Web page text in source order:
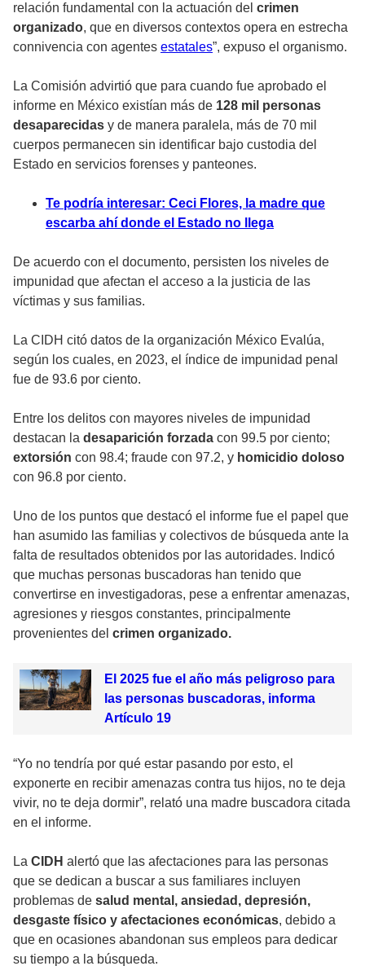
relación fundamental con la actuación del crimen
organizado, que en diversos contextos opera en estrecha
connivencia con agentes estatales”, expuso el organismo.
La Comisión advirtió que para cuando fue aprobado el
informe en México existían más de 128 mil personas
desaparecidas y de manera paralela, más de 70 mil
cuerpos permanecen sin identificar bajo custodia del
Estado en servicios forenses y panteones.
Te podría interesar: Ceci Flores, la madre que
escarba ahí donde el Estado no llega
De acuerdo con el documento, persisten los niveles de
impunidad que afectan el acceso a la justicia de las
víctimas y sus familias.
La CIDH citó datos de la organización México Evalúa,
según los cuales, en 2023, el índice de impunidad penal
fue de 93.6 por ciento.
Entre los delitos con mayores niveles de impunidad
destacan la desaparición forzada con 99.5 por ciento;
extorsión con 98.4; fraude con 97.2, y homicidio doloso
con 96.8 por ciento.
Uno de los puntos que destacó el informe fue el papel que
han asumido las familias y colectivos de búsqueda ante la
falta de resultados obtenidos por las autoridades. Indicó
que muchas personas buscadoras han tenido que
convertirse en investigadoras, pese a enfrentar amenazas,
agresiones y riesgos constantes, principalmente
provenientes del crimen organizado.
El 2025 fue el año más peligroso para
las personas buscadoras, informa
Artículo 19
“Yo no tendría por qué estar pasando por esto, el
exponerte en recibir amenazas contra tus hijos, no te deja
vivir, no te deja dormir”, relató una madre buscadora citada
en el informe.
La CIDH alertó que las afectaciones para las personas
que se dedican a buscar a sus familiares incluyen
problemas de salud mental, ansiedad, depresión,
desgaste físico y afectaciones económicas, debido a
que en ocasiones abandonan sus empleos para dedicar
su tiempo a la búsqueda.